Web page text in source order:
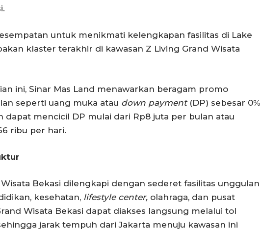
untuk menikmati kelengkapan fasilitas di Lake
klaster terakhir di kawasan Z Living Grand Wisata
ini, Sinar Mas Land menawarkan beragam promo
seperti uang muka atau down payment(DP) sebesar 0%
dapat mencicil DP mulai dari Rp8 juta per bulan atau
ribu per hari.
Bekasi dilengkapi dengan sederet fasilitas unggulan
kesehatan, lifestyle center, olahraga, dan pusat
Wisata Bekasi dapat diakses langsung melalui tol
jarak tempuh dari Jakarta menuju kawasan ini